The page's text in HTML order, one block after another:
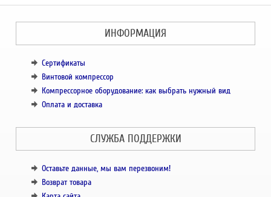
ИНФОРМАЦИЯ
Сертификаты
Винтовой компрессор
Компрессорное оборудование: как выбрать нужный вид
Оплата и доставка
СЛУЖБА ПОДДЕРЖКИ
Оставьте данные, мы вам перезвоним!
Возврат товара